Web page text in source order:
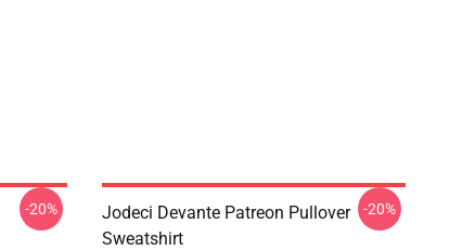
-20%
Jodeci Devante Patreon Pullover
Sweatshirt
-20%